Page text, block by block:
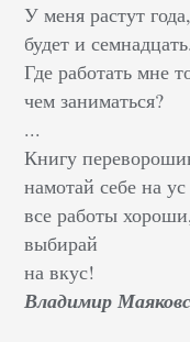
У меня растут года,
будет и семнадцать.
Где работать мне
чем заниматься?
...
Книгу
намотай себе на
все работы
выбирай
на вкус!
Владимир